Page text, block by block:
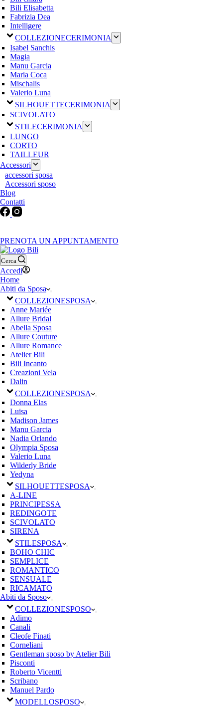
Bili Elisabetta
Fabrizia Dea
Intelligere
COLLEZIONECERIMONIA
Isabel Sanchis
Magia
Manu Garcia
Maria Coca
Mischalis
Valerio Luna
SILHOUETTECERIMONIA
SCIVOLATO
STILECERIMONIA
LUNGO
CORTO
TAILLEUR
Accessori
accessori sposa
Accessori sposo
Blog
Contatti
PRENOTA UN APPUNTAMENTO
Cerca
Accedi
Home
Abiti da Sposa
COLLEZIONESPOSA
Anne Mariée
Allure Bridal
Abella Sposa
Allure Couture
Allure Romance
Atelier Bili
Bili Incanto
Creazioni Vela
Dalin
COLLEZIONESPOSA
Donna Elas
Luisa
Madison James
Manu Garcia
Nadia Orlando
Olympia Sposa
Valerio Luna
Wilderly Bride
Yedyna
SILHOUETTESPOSA
A-LINE
PRINCIPESSA
REDINGOTE
SCIVOLATO
SIRENA
STILESPOSA
BOHO CHIC
SEMPLICE
ROMANTICO
SENSUALE
RICAMATO
Abiti da Sposo
COLLEZIONESPOSO
Adimo
Canali
Cleofe Finati
Corneliani
Gentleman sposo by Atelier Bili
Pisconti
Roberto Vicentti
Scribano
Manuel Pardo
MODELLOSPOSO